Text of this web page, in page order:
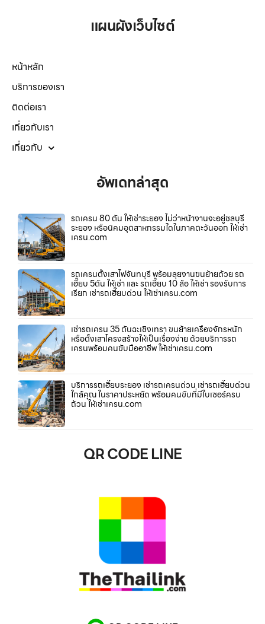
แผนผังเว็บไซต์
หน้าหลัก
บริการของเรา
ติดต่อเรา
เกี่ยวกับเรา
เกี่ยวกับ
อัพเดทล่าสุด
รถเครน 80 ตัน ให้เช่าระยอง ไม่ว่าหน้างานจะอยู่ชลบุรี
ระยอง หรือนิคมอุตสาหกรรมใดในภาคตะวันออก ให้เช่า
เครน.com
รถเครนตั้งเสาไฟจันทบุรี พร้อมลุยงานขนย้ายด้วย รถ
เฮี๊ยบ 5ตัน ให้เช่า และ รถเฮี๊ยบ 10 ล้อ ให้เช่า รองรับการ
เรียก เช่ารถเฮี๊ยบด่วน ให้เช่าเครน.com
เช่ารถเครน 35 ตันฉะเชิงเทรา ขนย้ายเครื่องจักรหนัก
หรือตั้งเสาโครงสร้างให้เป็นเรื่องง่าย ด้วยบริการรถ
เครนพร้อมคนขับมืออาชีพ ให้เช่าเครน.com
บริการรถเฮี๊ยบระยอง เช่ารถเครนด่วน เช่ารถเฮี๊ยบด่วน
ใกล้คุณ ในราคาประหยัด พร้อมคนขับที่มีใบเซอร์ครบ
ถ้วน ให้เช่าเครน.com
QR CODE LINE